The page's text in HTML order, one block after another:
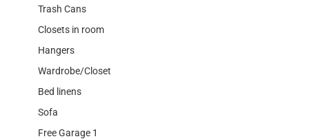
Trash Cans
Closets in room
Hangers
Wardrobe/Closet
Bed linens
Sofa
Free Garage 1